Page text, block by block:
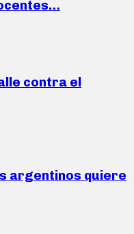
contra el
argentinos quiere